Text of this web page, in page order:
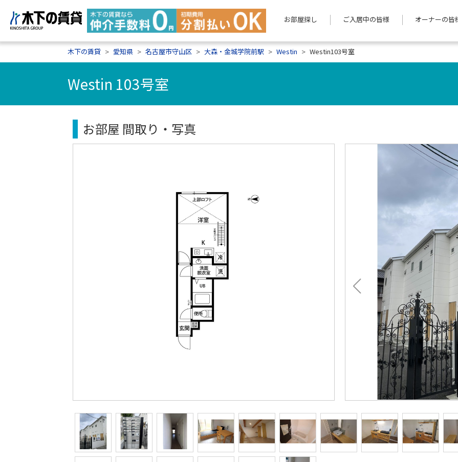
お部屋探し ご入居中の皆様 オーナーの皆
木下の賃貸 愛知県 名古屋市守山区 大森・金城学院前駅 Westin Westin103号室
Westin 103号室
お部屋 間取り・写真